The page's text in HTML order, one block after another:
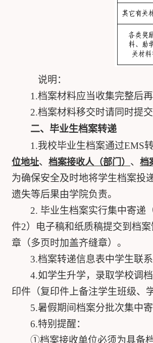
说明：
1.档案材料应当收集完整后
2.档案材料移交时请同时提
二、毕业生档案转递
1.我校毕业生档案通过EMS
位地址、 档案接收人（部门） 、 档
为确保安全及时地将学生档案投
遗失等后果由学院负责。
2. 毕业生档案实行集中寄递
件2）电子稿和纸质稿提交到档
章（多页时加盖齐缝章）。
3.档案转递信息表中学生联
4.如学生升学，录取学校调
印件（复印件上备注学生班级、
5.暑假期间档案分批次集中
6.特别提醒：
①档案接收单位必须为具备